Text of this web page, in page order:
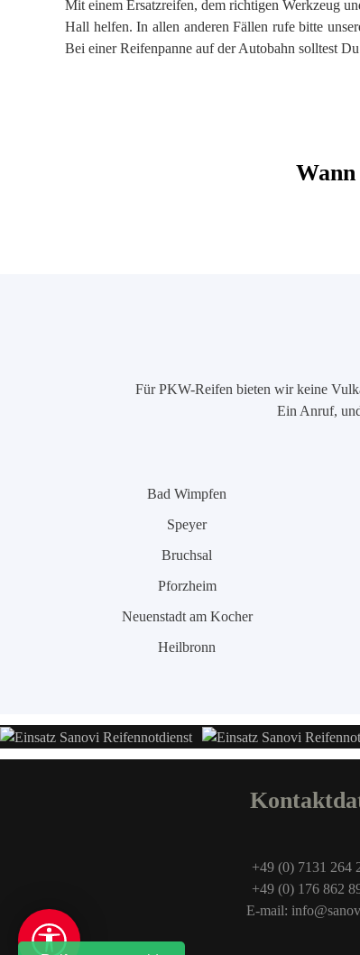
Mit einem Ersatzreifen, dem richtigen Werkzeug
Hall helfen. In allen anderen Fällen rufe bitte
Bei einer Reifenpanne auf der Autobahn solltest
Für PKW-Reifen bieten wir keine
Ein Anruf,
Bad Wimpfen
Speyer
Bruchsal
Pforzheim
Neuenstadt am Kocher
Heilbronn
+49 (0) 7131 264
+49 (0) 176 862
E-mail: